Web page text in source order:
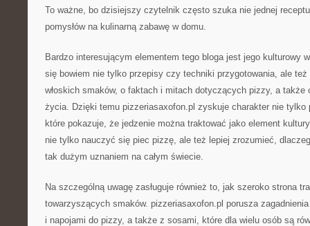
To ważne, bo dzisiejszy czytelnik często szuka nie jednej
pomysłów na kulinarną zabawę w domu.
Bardzo interesującym elementem tego bloga jest jego kulturowy
się bowiem nie tylko przepisy czy techniki przygotowania, ale
włoskich smaków, o faktach i mitach dotyczących pizzy, a
życia. Dzięki temu pizzeriasaxofon.pl zyskuje charakter nie tylko
które pokazuje, że jedzenie można traktować jako element
nie tylko nauczyć się piec pizzę, ale też lepiej zrozumieć,
tak dużym uznaniem na całym świecie.
Na szczególną uwagę zasługuje również to, jak szeroko strona
towarzyszących smaków. pizzeriasaxofon.pl porusza
i napojami do pizzy, a także z sosami, które dla wielu osób są